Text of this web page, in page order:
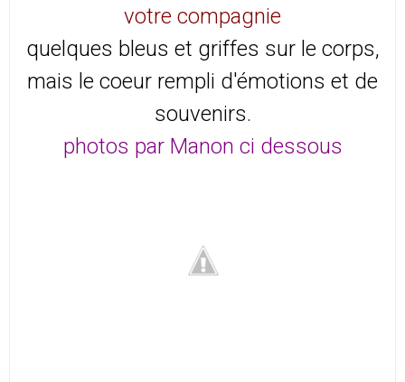
votre compagnie
quelques bleus et griffes sur le corps,
mais le coeur rempli d'émotions et de
souvenirs.
photos par Manon ci dessous